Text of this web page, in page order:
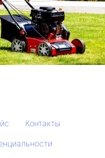
Контакты